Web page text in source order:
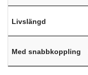
Livslängd
Med snabbkoppling